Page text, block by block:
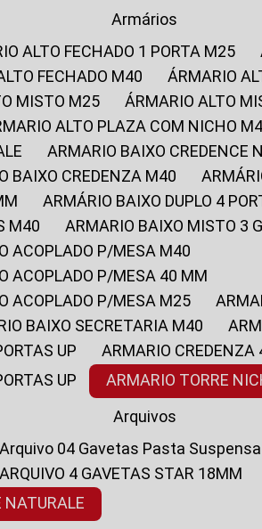
Armários
ALTO FECHADO 1 PORTA M25
FECHADO M40
ÁRMARIO
MISTO M25
ÁRMARIO ALTO
ALTO PLAZA COM NICHO
ARMARIO BAIXO CREDENCE
BAIXO CREDENZA M40
ARMÁRIO BAIXO DUPLO 4
M40
ARMARIO BAIXO MISTO
ACOPLADO P/MESA M40
ACOPLADO P/MESA 40 MM
ACOPLADO P/MESA M25
BAIXO SECRETARIA M40
UP
ARMARIO
UP
ARMARIO TORRE
Arquivos
Arquivo 04 Gavetas Pasta
ARQUIVO 4 GAVETAS STAR 18MM
NATURALE